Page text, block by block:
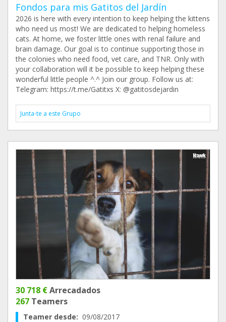
Fondos para mis Gatitos del Jardín
2026 is here with every intention to keep helping the kittens
who need us most! We are dedicated to helping homeless
cats. At home, we foster little ones with renal failure and
brain damage. Our goal is to continue supporting those in
the colonies who need food, vet care, and TNR. Only with
your collaboration will it be possible to keep helping these
wonderful little people ^.^ Join our group. Follow us at:
Telegram: https://t.me/Gatitxs X: @gatitosdejardin
Junta-te a este Grupo
30 718 €Arrecadados
267 Teamers
Teamer desde: 09/08/2017